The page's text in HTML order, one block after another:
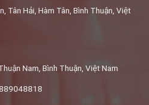
Tân Hải, Hàm Tân, Bình Thuận, Việt
Nam, Bình Thuận, Việt Nam